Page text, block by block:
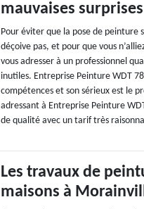
mauvaises surprises
Pour éviter que la pose de peinture
déçoive pas, et pour que vous
vous adresser à un professionnel
inutiles. Entreprise Peinture WDT
compétences et son sérieux est le
adressant à Entreprise Peinture
de qualité avec un tarif très
Les travaux de
maisons à